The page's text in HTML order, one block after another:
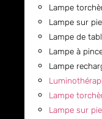
Lampe
Lampe sur
Lampe de
Lampe à
Lampe
Lampe
Lampe sur